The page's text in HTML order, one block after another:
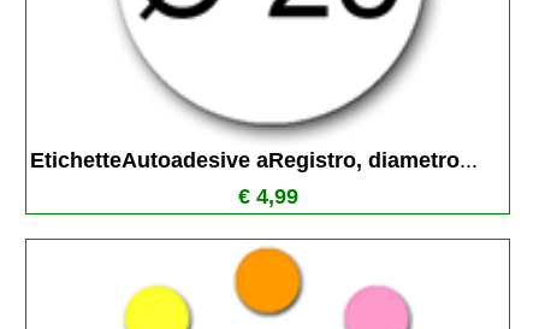
EtichetteAutoadesive aRegistro, diametro...
€ 4,99